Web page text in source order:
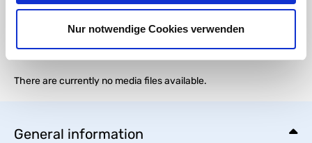
Nur notwendige Cookies verwenden
Media
There are currently no media files available.
General information